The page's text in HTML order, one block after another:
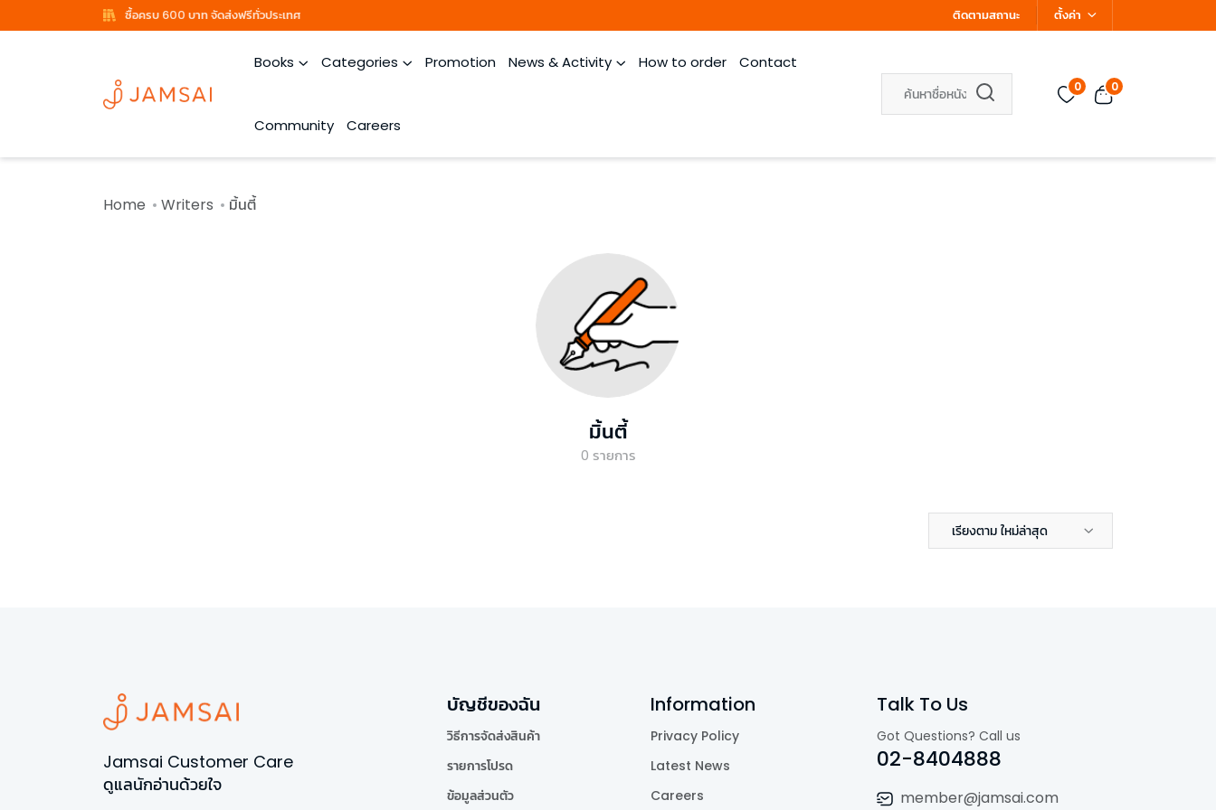
ซื้อครบ 600 บาท จัดส่งฟรีทั่วประเทศ ติดตามสถานะ ตั้งค่า
Books Categories Promotion News & Activity How to order Contact
Community Careers
0 0
Home Writers มิ้นตี้
มิ้นตี้
0 รายการ
เรียงตาม ใหม่ล่าสุด
Jamsai Customer Care
ดูแลนักอ่านด้วยใจ
บัญชีของฉัน
วิธีการจัดส่งสินค้า
รายการโปรด
ข้อมูลส่วนตัว
Information
Privacy Policy
Latest News
Careers
Talk To Us
Got Questions? Call us
02-8404888
member@jamsai.com